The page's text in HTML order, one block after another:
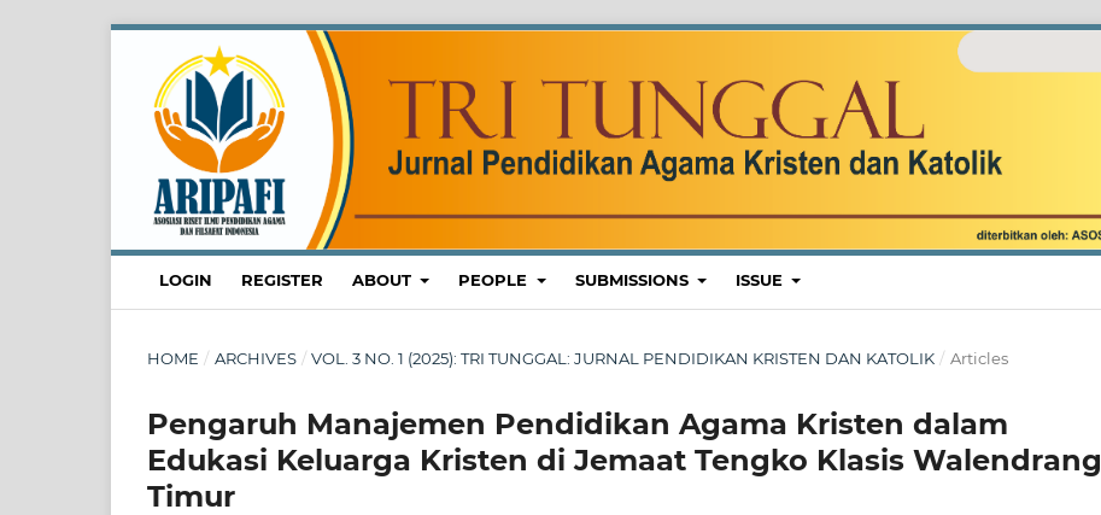
LOGIN REGISTER ABOUT PEOPLE SUBMISSIONS ISSUE
HOME / ARCHIVES / VOL. 3 NO. 1 (2025): TRI TUNGGAL: JURNAL PENDIDIKAN KRISTEN DAN KATOLIK / Articles
Pengaruh Manajemen Pendidikan Agama Kristen dalam
Edukasi Keluarga Kristen di Jemaat Tengko Klasis Walendrang
Timur